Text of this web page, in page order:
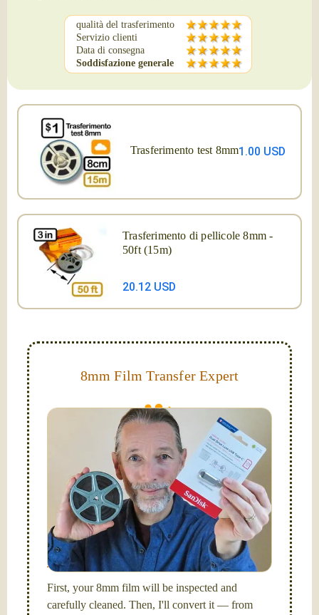
qualità del trasferimento
Servizio clienti
Data di consegna
Soddisfazione generale
Trasferimento test 8mm1.00 USD
Trasferimento di pellicole 8mm -
50ft (15m)
20.12 USD
8mm Film Transfer Expert
Simplify - get your films in a "grab and go" format!
We transfer 8mm or Super 8 films onto a handy USB
stick (or hard drive.)
Hello, I'm Nathaniel. My wife Laura and I are
FilmFix — a two person team.
I am the technical expert with adegree in motion
picture and photography, from Brooks Institute,
Santa Barbara, CA.
First, your 8mm film will be inspected and
carefully cleaned. Then, I'll convert it — from